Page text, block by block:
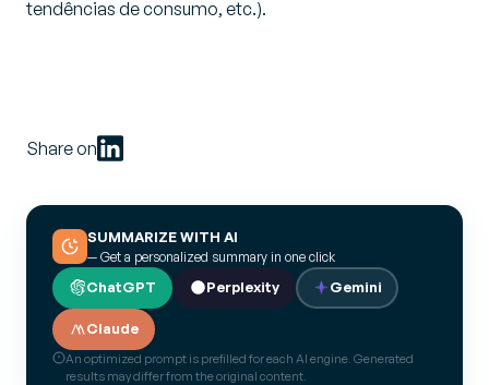
tendências de consumo, etc.).
Share on
SUMMARIZE WITH AI
— Get a personalized summary in one click
ChatGPT Perplexity Gemini
Claude
An optimized prompt is prefilled for each AI engine. Generated
results may differ from the original content.